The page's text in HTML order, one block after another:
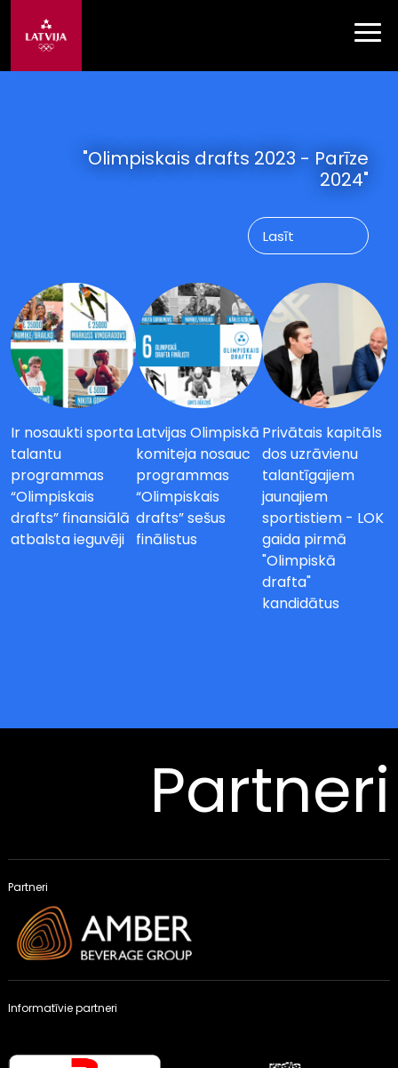
"Olimpiskais drafts 2023 - Parīze
2024"
Lasīt
Ir nosaukti sporta
talantu
programmas
“Olimpiskais
drafts” finansiālā
atbalsta ieguvēji
Latvijas Olimpiskā
komiteja nosauc
programmas
“Olimpiskais
drafts” sešus
finālistus
Privātais kapitāls
dos uzrāvienu
talantīgajiem
jaunajiem
sportistiem - LOK
gaida pirmā
"Olimpiskā
drafta"
kandidātus
Partneri
Partneri
Informatīvie partneri